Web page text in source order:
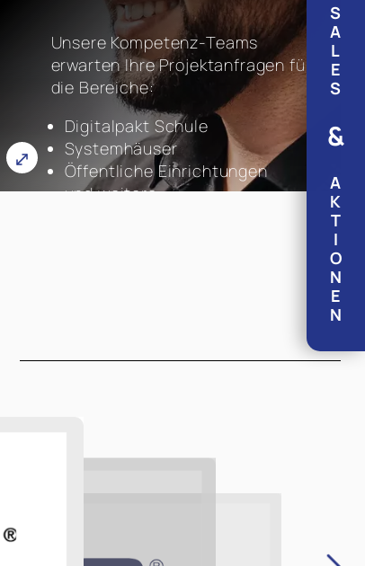
S
A
L
E
S
&
A
K
T
I
O
N
E
N
Unsere Kompetenz-Teams
erwarten Ihre Projektanfragen für
die Bereiche:
Digitalpakt Schule
Systemhäuser
Öffentliche Einrichtungen
und weitere ...